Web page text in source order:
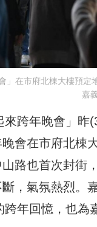
」在市府北棟大樓預
嘉
跨年晚會」
會在市府北棟
路也首次封街
，氣氛熱烈。
年回憶，也為